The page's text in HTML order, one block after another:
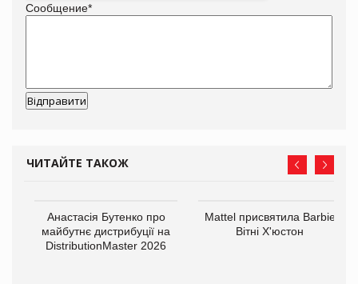
Сообщение*
ЧИТАЙТЕ ТАКОЖ
Анастасія Бутенко про
майбутнє дистрибуції на
DistributionMaster 2026
Mattel присвятила Barbie
Вітні Х'юстон